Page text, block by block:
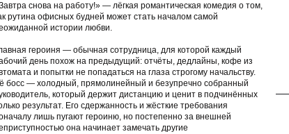
снова на работу!» — лёгкая романтическая комедия о том,
рутина офисных будней может стать началом самой
истории любви.
героиня — обычная сотрудница, для которой каждый
день похож на предыдущий: отчёты, дедлайны, кофе из
и попытки не попадаться на глаза строгому начальству.
босс — холодный, прямолинейный и безупречно собранный
который держит дистанцию и ценит в подчинённых
результат. Его сдержанность и жёсткие требования
лишь пугают героиню, но постепенно за внешней
она начинает замечать другие